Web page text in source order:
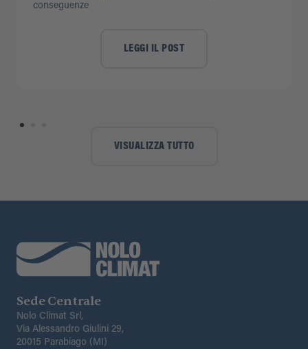
conseguenze
LEGGI IL POST
VISUALIZZA TUTTO
Sede Centrale
Nolo Climat Srl,
Via Alessandro Giulini 29,
20015 Parabiago (MI)